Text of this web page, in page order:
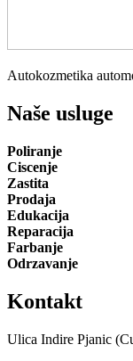
Autokozmetika
Naše usluge
Poliranje
Ciscenje
Zastita
Prodaja
Edukacija
Reparacija
Farbanje
Odrzavanje
Kontakt
Ulica Indire Pjanic